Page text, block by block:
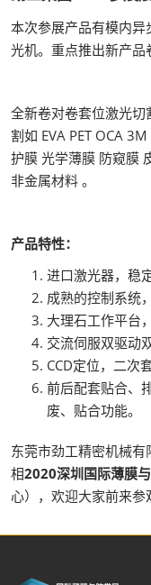
本次参展产品有模内
光机。重点推出新产品
全新卷对卷套位激光
割如 EVA PET OCA
护膜 光学薄膜 防窥膜
非金属材料 。
产品特性：
进口激光器，稳
成熟的控制系统
大理石工作平台
交流伺服双驱动
CCD定位，二次
前后配套贴合、
废、贴合功能。
东莞市劲工精密机械
相2020深圳国际薄膜
心），欢迎大家前来参